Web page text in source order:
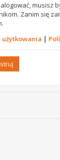
musisz
Zanim się
użytkowania |